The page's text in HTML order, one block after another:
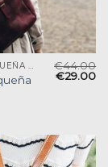
MOCHILA PEQUEÑA MUJER €44.00
€29.00